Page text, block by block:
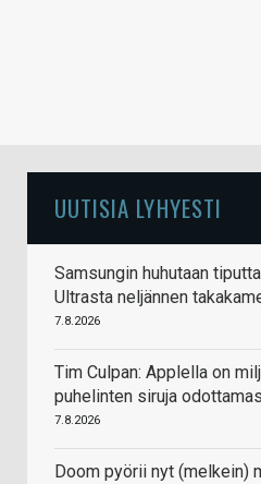
UUTISIA LYHYESTI
Samsungin huhutaan
Ultrasta neljännen
7.8.2026
Tim Culpan: Applella on
puhelinten siruja
7.8.2026
Doom pyörii nyt (melkein)